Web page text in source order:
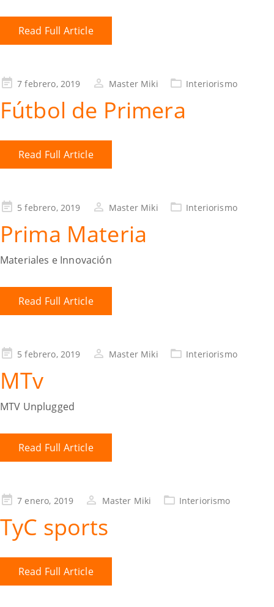
Read Full Article
7 febrero, 2019 Master Miki Interiorismo
Fútbol de Primera
Read Full Article
5 febrero, 2019 Master Miki Interiorismo
Prima Materia
Materiales e Innovación
Read Full Article
5 febrero, 2019 Master Miki Interiorismo
MTv
MTV Unplugged
Read Full Article
7 enero, 2019 Master Miki Interiorismo
TyC sports
Read Full Article